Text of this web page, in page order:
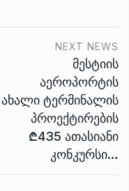
NEXT NEWS
მესტიის
აეროპორტის
ახალი ტერმინალის
პროექტირების
₾435 ათასიანი
კონკურსი…